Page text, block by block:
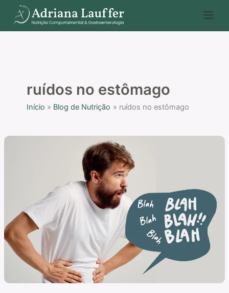
para
o
ruídos no estômago
Início Blog de Nutrição ruídos no estômago
P
e
s
a